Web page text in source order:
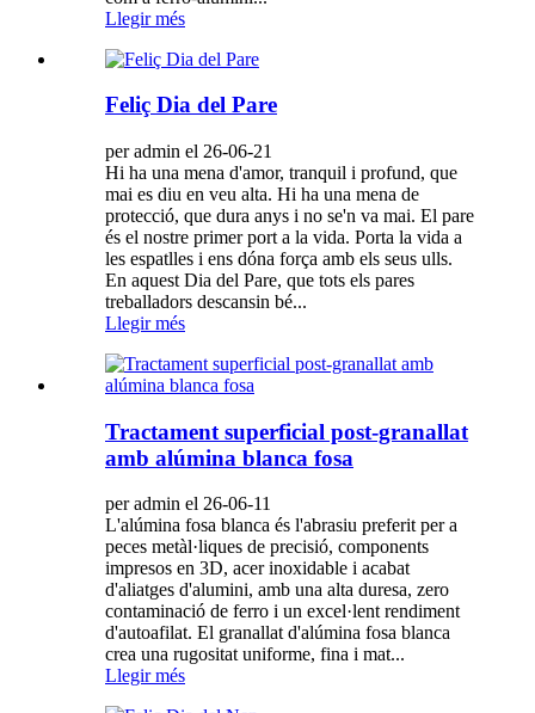
Llegir més
Feliç Dia del Pare
per admin el 26-06-21
Hi ha una mena d'amor, tranquil i profund, que
mai es diu en veu alta. Hi ha una mena de
protecció, que dura anys i no se'n va mai. El pare
és el nostre primer port a la vida. Porta la vida a
les espatlles i ens dóna força amb els seus ulls.
En aquest Dia del Pare, que tots els pares
treballadors descansin bé...
Llegir més
Tractament superficial post-granallat
amb alúmina blanca fosa
per admin el 26-06-11
L'alúmina fosa blanca és l'abrasiu preferit per a
peces metàl·liques de precisió, components
impresos en 3D, acer inoxidable i acabat
d'aliatges d'alumini, amb una alta duresa, zero
contaminació de ferro i un excel·lent rendiment
d'autoafilat. El granallat d'alúmina fosa blanca
crea una rugositat uniforme, fina i mat...
Llegir més